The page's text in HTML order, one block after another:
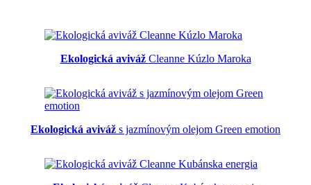
Ekologická aviváž Cleanne Kúzlo Maroka
Ekologická aviváž s jazmínovým olejom Green emotion